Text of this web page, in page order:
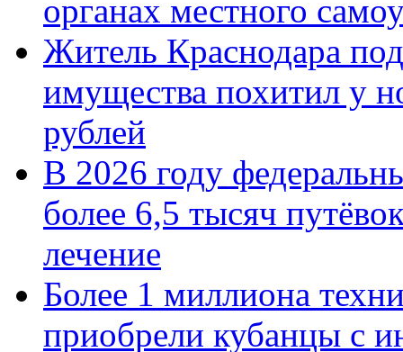
органах местного
Житель Краснодара
имущества похитил у
рублей
В 2026 году
более 6,5 тысяч
лечение
Более 1 миллиона
приобрели кубанцы с